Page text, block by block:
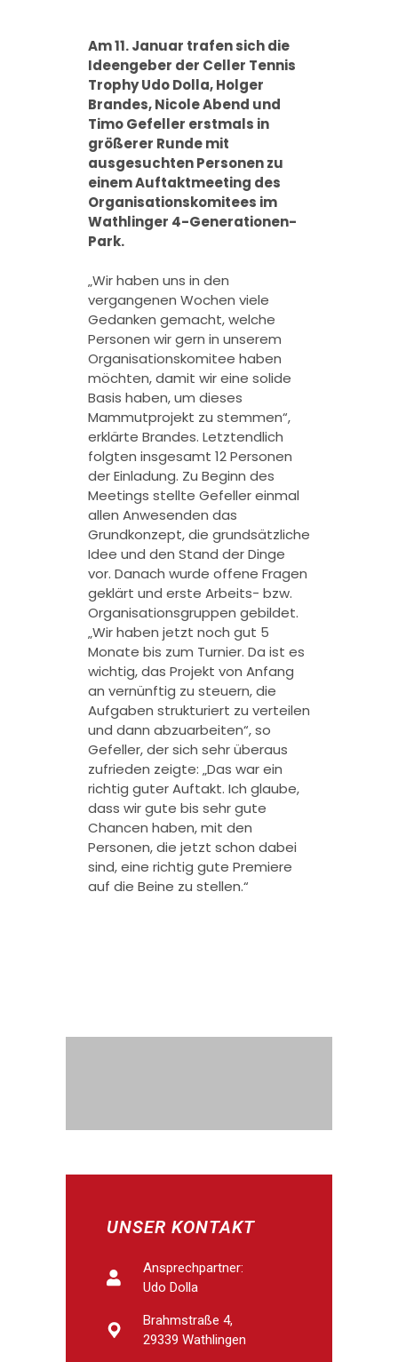
Am 11. Januar trafen sich die
Ideengeber der Celler Tennis
Trophy Udo Dolla, Holger
Brandes, Nicole Abend und
Timo Gefeller erstmals in
größerer Runde mit
ausgesuchten Personen zu
einem Auftaktmeeting des
Organisationskomitees im
Wathlinger 4-Generationen-
Park.
„Wir haben uns in den
vergangenen Wochen viele
Gedanken gemacht, welche
Personen wir gern in unserem
Organisationskomitee haben
möchten, damit wir eine solide
Basis haben, um dieses
Mammutprojekt zu stemmen“,
erklärte Brandes. Letztendlich
folgten insgesamt 12 Personen
der Einladung. Zu Beginn des
Meetings stellte Gefeller einmal
allen Anwesenden das
Grundkonzept, die grundsätzliche
Idee und den Stand der Dinge
vor. Danach wurde offene Fragen
geklärt und erste Arbeits- bzw.
Organisationsgruppen gebildet.
„Wir haben jetzt noch gut 5
Monate bis zum Turnier. Da ist es
wichtig, das Projekt von Anfang
an vernünftig zu steuern, die
Aufgaben strukturiert zu verteilen
und dann abzuarbeiten“, so
Gefeller, der sich sehr überaus
zufrieden zeigte: „Das war ein
richtig guter Auftakt. Ich glaube,
dass wir gute bis sehr gute
Chancen haben, mit den
Personen, die jetzt schon dabei
sind, eine richtig gute Premiere
auf die Beine zu stellen.“
UNSER KONTAKT
Ansprechpartner:
Udo Dolla
Brahmstraße 4,
29339 Wathlingen